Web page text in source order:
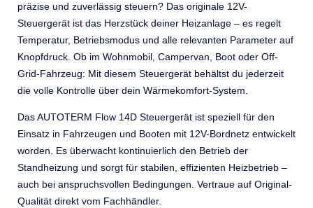
präzise und zuverlässig steuern? Das originale 12V-
Steuergerät ist das Herzstück deiner Heizanlage – es regelt
Temperatur, Betriebsmodus und alle relevanten Parameter auf
Knopfdruck. Ob im Wohnmobil, Campervan, Boot oder Off-
Grid-Fahrzeug: Mit diesem Steuergerät behältst du jederzeit
die volle Kontrolle über dein Wärmekomfort-System.
Das AUTOTERM Flow 14D Steuergerät ist speziell für den
Einsatz in Fahrzeugen und Booten mit 12V-Bordnetz entwickelt
worden. Es überwacht kontinuierlich den Betrieb der
Standheizung und sorgt für stabilen, effizienten Heizbetrieb –
auch bei anspruchsvollen Bedingungen. Vertraue auf Original-
Qualität direkt vom Fachhändler.